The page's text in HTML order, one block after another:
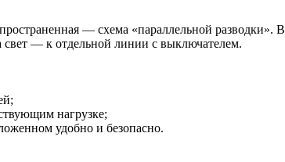
— схема «параллельной разводки». В
свет — к отдельной линии с выключателем.
нагрузке;
удобно и безопасно.